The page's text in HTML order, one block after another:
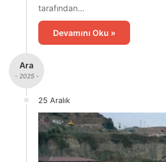
tarafından…
Devamını Oku »
Ara
- 2025 -
25 Aralık